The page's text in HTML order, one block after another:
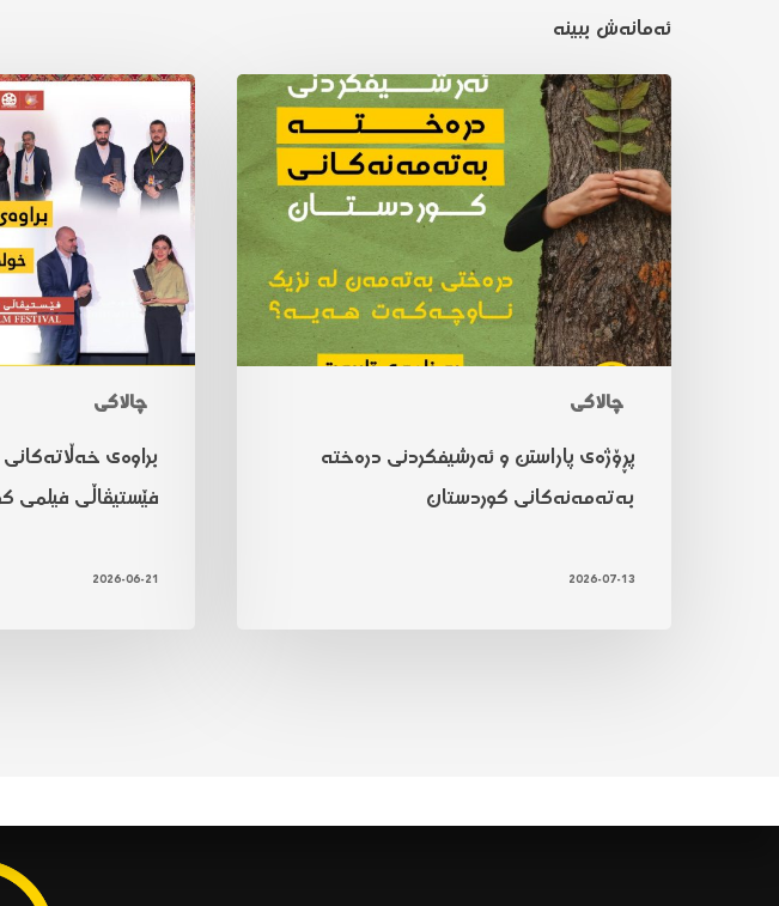
ئەمانەش ببینە
چالاکی
پڕۆژەی پاراستن و ئەرشیفکردنی درەختە
بەتەمەنەکانی کوردستان
2026-07-13
چالاکی
براوەی
فێستیڤاڵی فیلمی
2026-06-21